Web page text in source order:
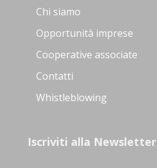
Chi siamo
Opportunità imprese
Cooperative associate
Contatti
Whistleblowing
Iscriviti alla Newsletter